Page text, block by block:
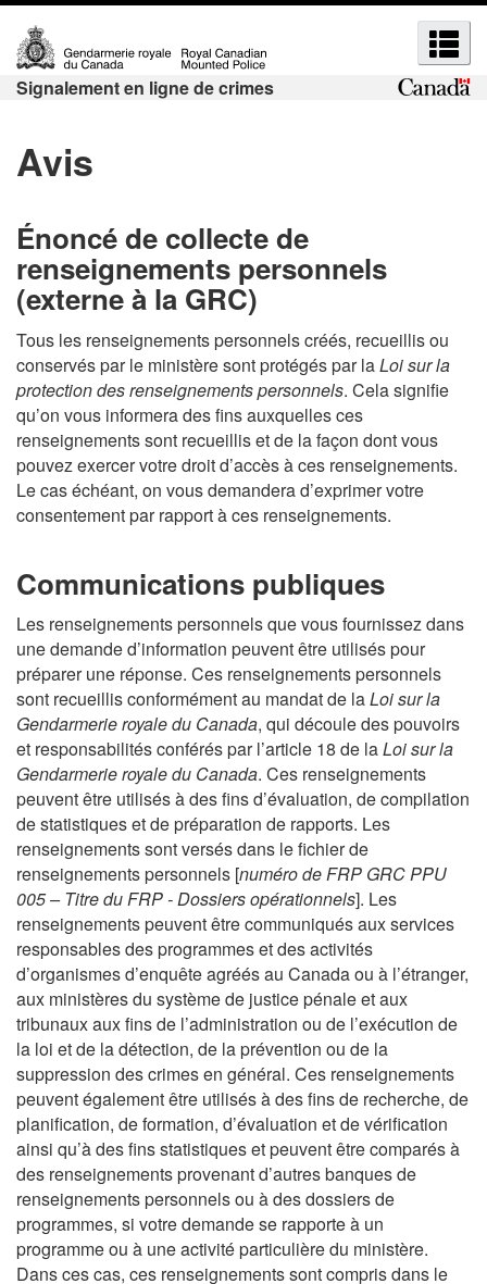
a
s
c
o
n
t
n
u
p
r
i
n
c
i
a
a
s
a
v
e
r
i
o
n
H
T
M
L
s
m
p
l
i
f
i
é
e
R
e
c
e
c
Signalement en ligne de crimes
Avis
Énoncé de collecte de
renseignements personnels
(externe à la GRC)
Tous les renseignements personnels créés, recueillis ou
conservés par le ministère sont protégés par laLoi sur la
protection des renseignements personnels. Cela signifie
qu’on vous informera des fins auxquelles ces
renseignements sont recueillis et de la façon dont vous
pouvez exercer votre droit d’accès à ces renseignements.
Le cas échéant, on vous demandera d’exprimer votre
consentement par rapport à ces renseignements.
Communications publiques
Les renseignements personnels que vous fournissez dans
une demande d’information peuvent être utilisés pour
préparer une réponse. Ces renseignements personnels
sont recueillis conformément au mandat de laLoi sur la
Gendarmerie royale du Canada, qui découle des pouvoirs
et responsabilités conférés par l’article 18 de laLoi sur la
Gendarmerie royale du Canada. Ces renseignements
peuvent être utilisés à des fins d’évaluation, de compilation
de statistiques et de préparation de rapports. Les
renseignements sont versés dans le fichier de
renseignements personnels [numéro de FRP GRC PPU
005 – Titre du FRP - Dossiers opérationnels]. Les
renseignements peuvent être communiqués aux services
responsables des programmes et des activités
d’organismes d’enquête agréés au Canada ou à l’étranger,
aux ministères du système de justice pénale et aux
tribunaux aux fins de l’administration ou de l’exécution de
la loi et de la détection, de la prévention ou de la
suppression des crimes en général. Ces renseignements
peuvent également être utilisés à des fins de recherche, de
planification, de formation, d’évaluation et de vérification
ainsi qu’à des fins statistiques et peuvent être comparés à
des renseignements provenant d’autres banques de
renseignements personnels ou à des dossiers de
programmes, si votre demande se rapporte à un
programme ou à une activité particulière du ministère.
Dans ces cas, ces renseignements sont compris dans le